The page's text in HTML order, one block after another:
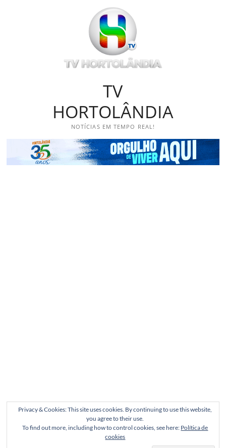
TV
HORTOLÂNDIA
NOTÍCIAS EM TEMPO REAL!
Privacy & Cookies: This site uses cookies. By continuing to use this website,
you agree to their use.
To find out more, including how to control cookies, see here: Política de
cookies